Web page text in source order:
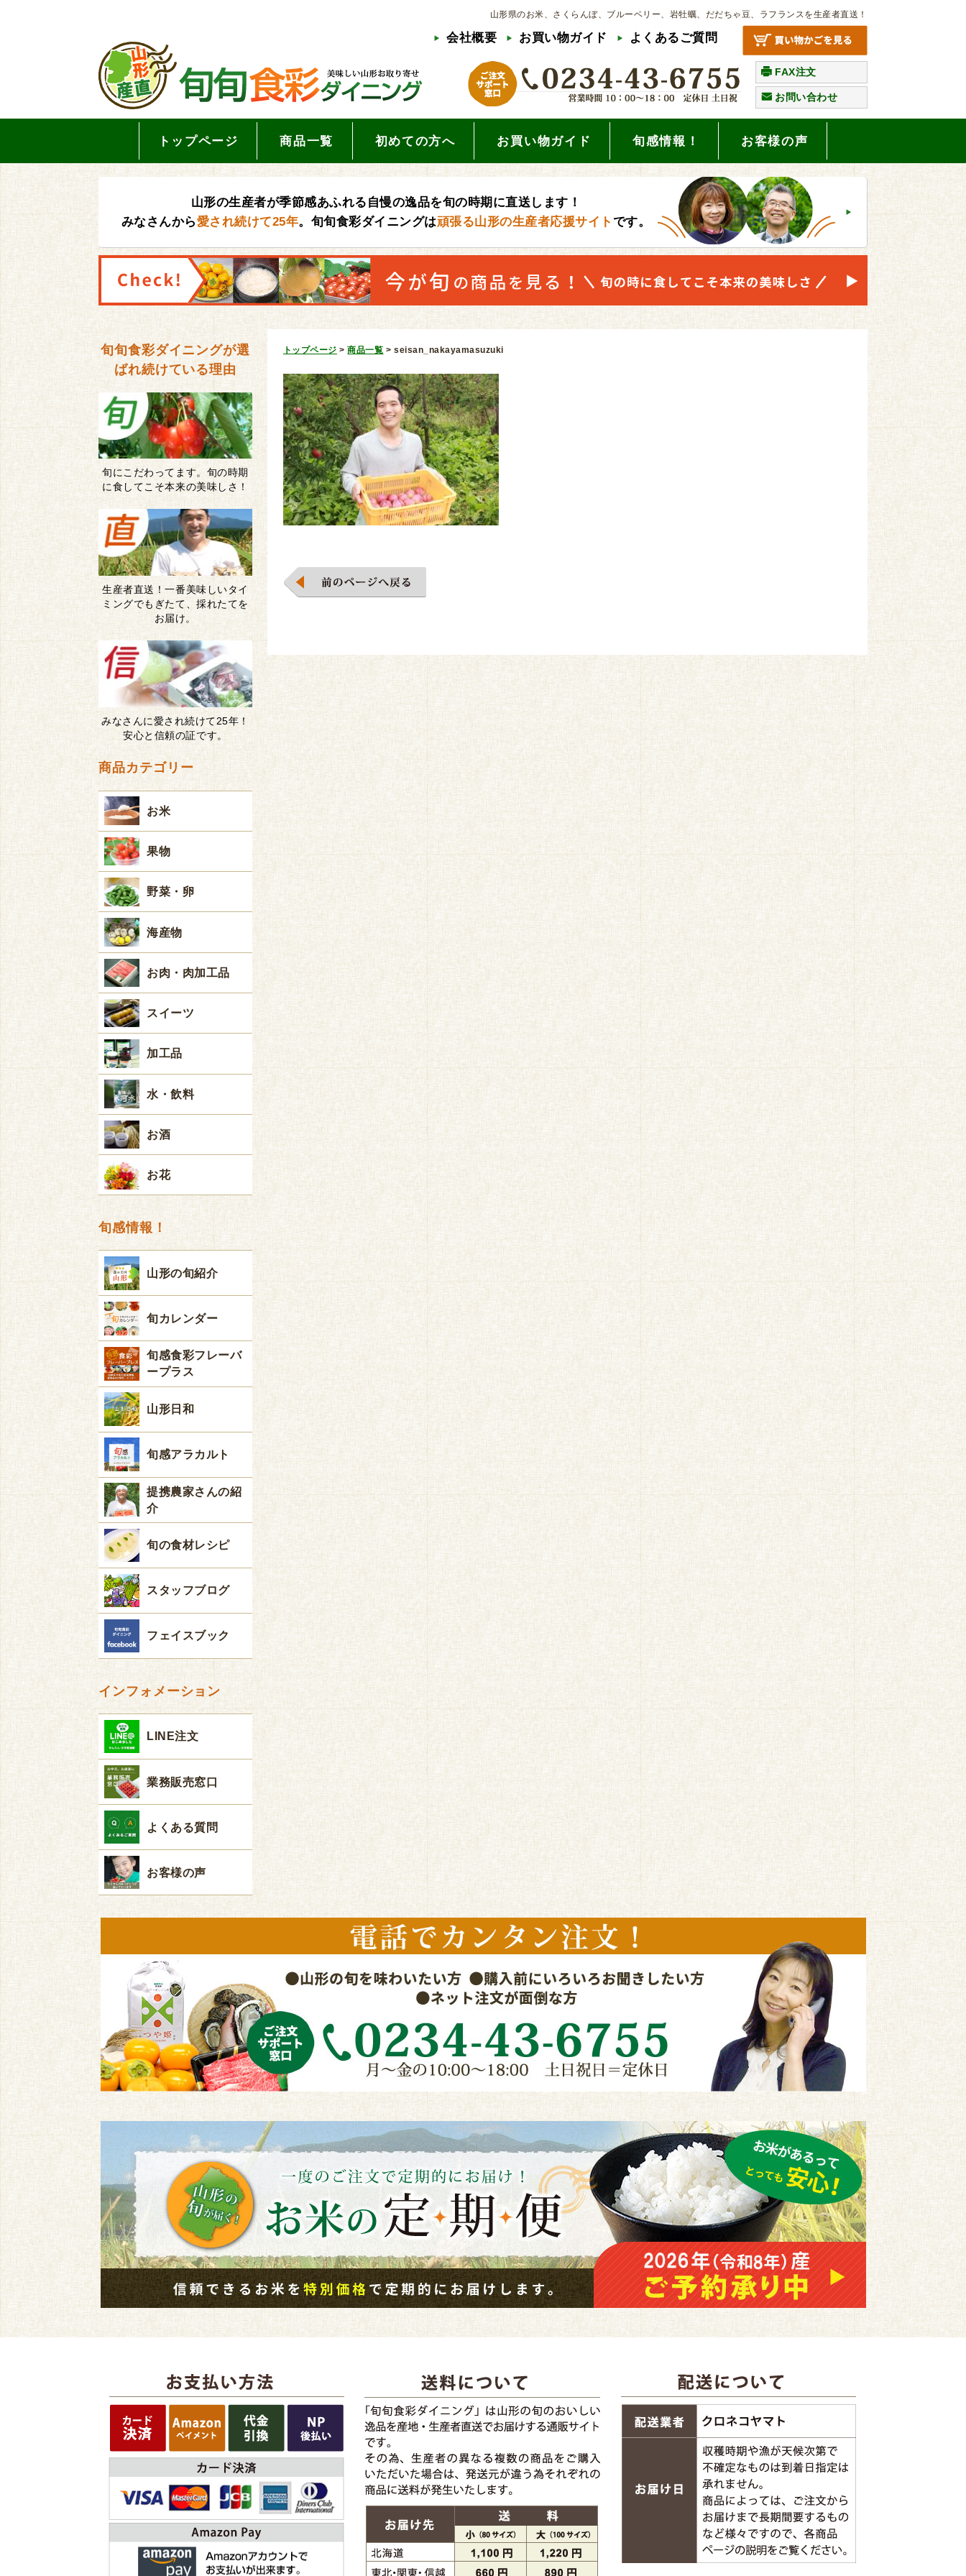
山形県のお米、さくらんぼ、ブルーベリー、岩牡蠣、だだちゃ豆、ラフランスを生産者直送！
会社概要 お買い物ガイド よくあるご質問
FAX注文
お問い合わせ
トップページ 商品一覧 初めての方へ お買い物ガイド 旬感情報！ お客様の声
山形の生産者が季節感あふれる自慢の逸品を旬の時期に直送します！
みなさんから愛され続けて25年。旬旬食彩ダイニングは頑張る山形の生産者応援サイト です。
トップページ >商品一覧 > seisan_nakayamasuzuki
旬旬食彩ダイニングが選
ばれ続けている理由
旬にこだわってます。旬の時期
に食してこそ本来の美味しさ！
生産者直送！一番美味しいタイ
ミングでもぎたて、採れたてを
お届け。
みなさんに愛され続けて25年！
安心と信頼の証です。
商品カテゴリー
お米
果物
野菜・卵
海産物
お肉・肉加工品
スイーツ
加工品
水・飲料
お酒
お花
旬感情報！
山形の旬紹介
旬カレンダー
旬感食彩フレーバ
ープラス
山形日和
旬感アラカルト
提携農家さんの紹
介
旬の食材レシピ
スタッフブログ
フェイスブック
インフォメーション
LINE注文
業務販売窓口
よくある質問
お客様の声